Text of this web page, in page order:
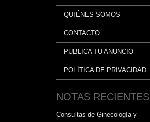
QUIÉNES SOMOS
CONTACTO
PUBLICA TU ANUNCIO
POLÍTICA DE PRIVACIDAD
NOTAS RECIENTES
Consultas de Ginecología y